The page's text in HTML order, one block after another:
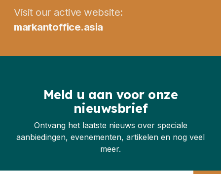
Visit our active website:
markantoffice.asia
Meld u aan voor onze
nieuwsbrief
Ontvang het laatste nieuws over speciale
aanbiedingen, evenementen, artikelen en nog veel
meer.